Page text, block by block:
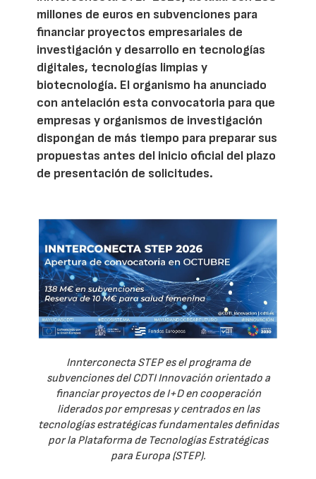
millones de euros en subvenciones para
financiar proyectos empresariales de
investigación y desarrollo en tecnologías
digitales, tecnologías limpias y
biotecnología. El organismo ha anunciado
con antelación esta convocatoria para que
empresas y organismos de investigación
dispongan de más tiempo para preparar sus
propuestas antes del inicio oficial del plazo
de presentación de solicitudes.
Innterconecta STEP es el programa de
subvenciones del CDTI Innovación orientado a
financiar proyectos de I+D en cooperación
liderados por empresas y centrados en las
tecnologías estratégicas fundamentales definidas
por la Plataforma de Tecnologías Estratégicas
para Europa (STEP).